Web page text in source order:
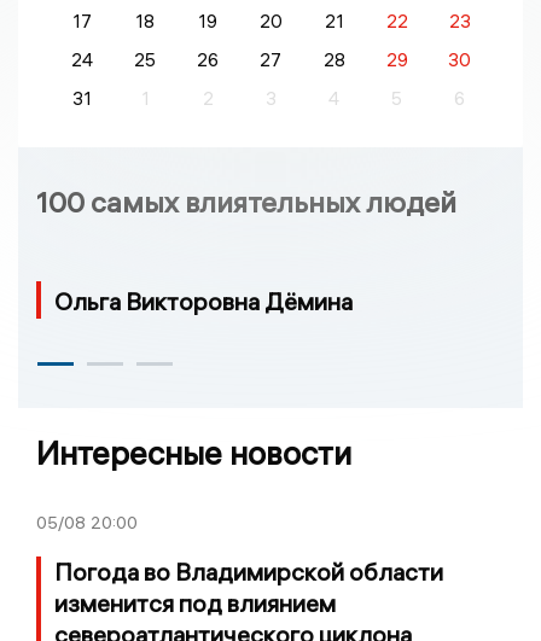
17
18 19 20 21 22
23
24
25 26 27 28 29
30
31
1 2 3 4 5 6
100 самых влиятельных людей
Ольга Викторовна Дёмина
Интересные новости
05/08 20:00
Погода во Владимирской области
изменится под влиянием
североатлантического циклона